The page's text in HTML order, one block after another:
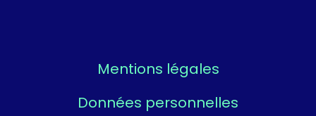
Mentions légales
Données personnelles